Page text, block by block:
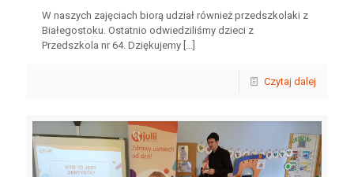
W naszych zajęciach biorą udział również przedszkolaki z
Białegostoku. Ostatnio odwiedziliśmy dzieci z
Przedszkola nr 64. Dziękujemy […]
Czytaj dalej